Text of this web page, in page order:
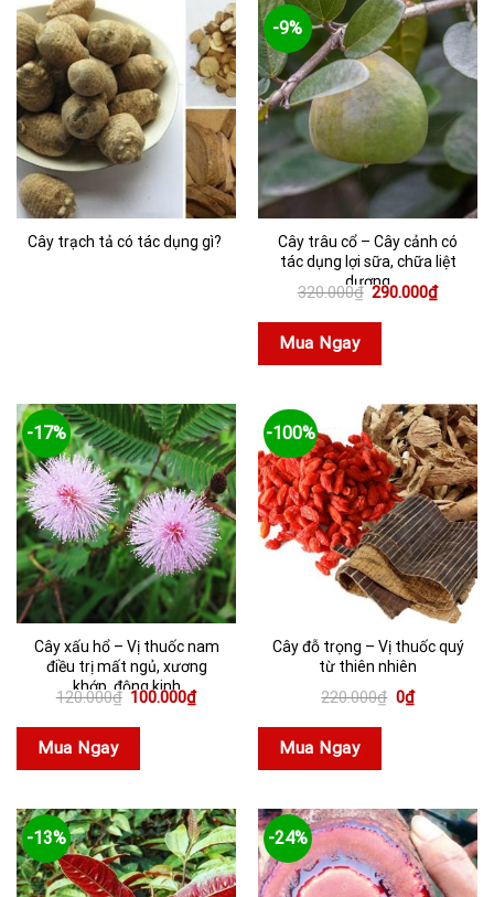
Cây trạch tả có tác dụng gì?
-9%
Cây trâu cổ – Cây cảnh có
tác dụng lợi sữa, chữa liệt
dương
320.000₫ Giá
gốc
là:
290.000₫Giá
hiện
Mua Ngay
-17%
Cây xấu hổ – Vị thuốc nam
điều trị mất ngủ, xương
khớp, động kinh
120.000₫ Giá
là:
100.000₫Giá
hiện
Mua Ngay
-100%
Cây đỗ trọng – Vị thuốc quý
từ thiên nhiên
220.000₫ Giá
gốc
0₫Giá
hiện
Mua Ngay
-13% -24%